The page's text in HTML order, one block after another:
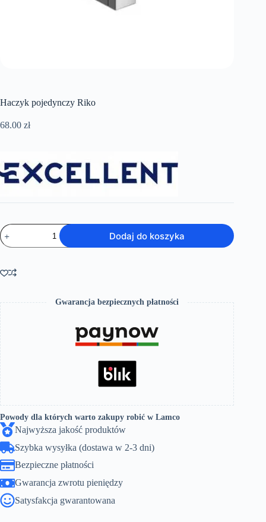
Haczyk pojedynczy Riko
68.00 zł
ilość
Haczyk
pojedynczy
Dodaj do koszyka
Gwarancja bezpiecznych płatności
Powody dla których warto zakupy robić w Lamco
Najwyższa jakość produktów
Szybka wysyłka (dostawa w 2-3 dni)
Bezpieczne płatności
Gwarancja zwrotu pieniędzy
Satysfakcja gwarantowana